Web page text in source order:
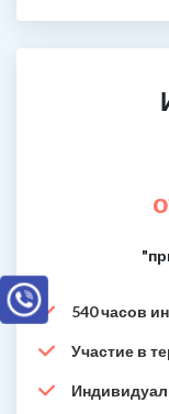
540 часов
Участие в